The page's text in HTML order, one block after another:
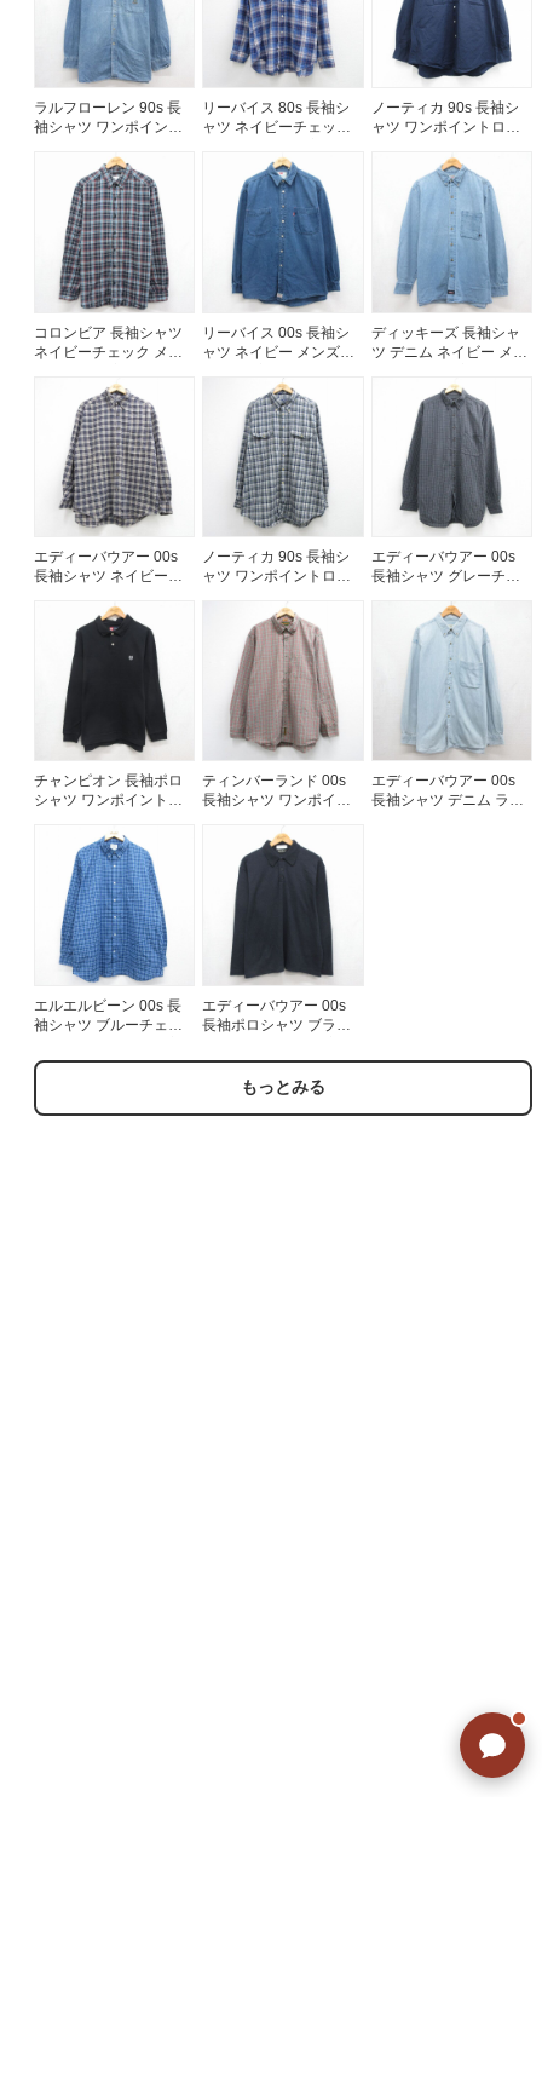
ラルフローレン 90s 長
袖シャツ ワンポイント
相当 | 古着
リーバイス 80s 長袖シ
ャツ ネイビーチェック
ノーティカ 90s 長袖シ
ャツ ワンポイントロゴ
コロンビア 長袖シャツ
ネイビーチェック メン
リーバイス 00s 長袖シ
ャツ ネイビー メンズXL
ディッキーズ 長袖シャ
ツ デニム ネイビー メン
エディーバウアー 00s
長袖シャツ ネイビーチ
ノーティカ 90s 長袖シ
ャツ ワンポイントロゴ
ズXL相当 | 古着
エディーバウアー 00s
長袖シャツ グレーチェ
チャンピオン 長袖ポロ
シャツ ワンポイントロ
ティンバーランド 00s
長袖シャツ ワンポイン
メンズXL相当 | 古着
エディーバウアー 00s
長袖シャツ デニム ライ
エルエルビーン 00s 長
袖シャツ ブルーチェッ
エディーバウアー 00s
長袖ポロシャツ ブラッ
もっとみる